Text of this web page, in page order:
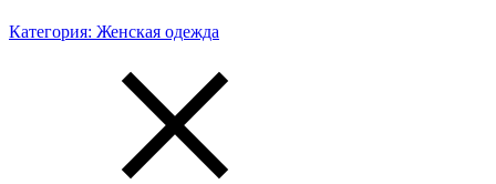
Категория: Женская одежда